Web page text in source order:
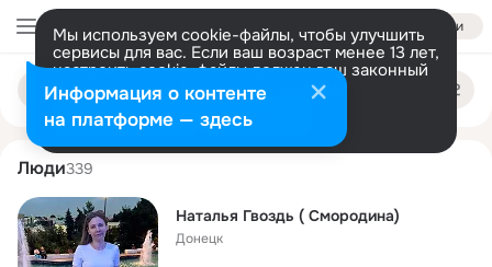
Войти
Мы используем cookie-файлы, чтобы улучшить
сервисы для вас. Если ваш возраст менее 13 лет,
настроить cookie-файлы должен ваш законный
представитель. Больше информации
Разрешить все Настроить
Поиск
людям
natalya smorodina
Люди339
Наталья Гвоздь ( Смородина)
Донецк
Информация о контенте
на платформе — здесь